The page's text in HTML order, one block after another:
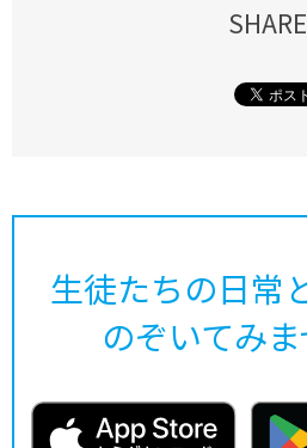
SHARE
生徒たちの日常
のぞいてみ